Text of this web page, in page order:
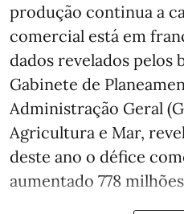
produção continua a
comercial está em
dados revelados pelos
Gabinete de
Administração Geral
Agricultura e Mar,
deste ano o défice
aumentado 778